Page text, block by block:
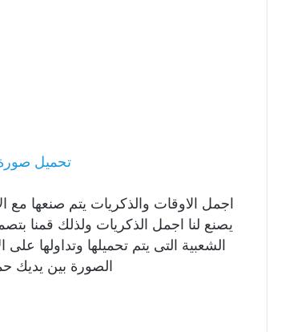
تحميل
اجمل الاوقات والذكريات يتم صنعها
يصنع لنا اجمل الذكريات ولذلك قمنا
الشعبية التى يتم تحميلها وتداولها
الصورة بين يديك